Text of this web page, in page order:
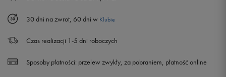
30 dni na zwrot, 60 dni w Klubie
Czas realizacji 1-5 dni roboczych
Sposoby płatności: przelew zwykły, za pobraniem, płatność online